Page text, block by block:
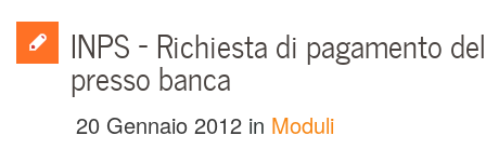
INPS – Richiesta di pagamento
presso banca
20 Gennaio 2012 in Moduli